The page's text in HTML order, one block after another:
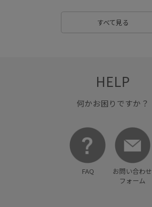
すべて見る
HELP
何かお困りですか？
FAQ
お問い合わせ
フォーム